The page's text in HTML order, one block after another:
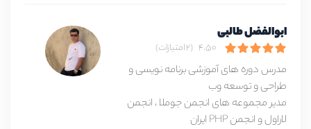
ابوالفضل طالبی
4.50 (2 امتیازات)
مدرس دوره های آموزشی برنامه نویسی و
طراحی و توسعه وب
مدیر مجموعه های انجمن جوملا ، انجمن
لاراول و انجمن PHP ایران